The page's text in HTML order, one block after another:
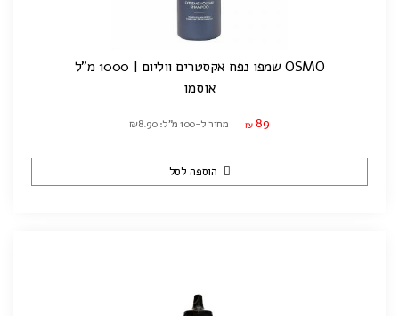
OSMO שמפו נפח אקסטרים ווליום | 1000 מ"ל
אוסמו
₪ 89 מחיר ל-100 מ"ל: ₪8.90
הוספה לסל